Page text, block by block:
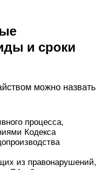
и сроки
можно назвать
процесса,
Кодекса
из правонарушений,